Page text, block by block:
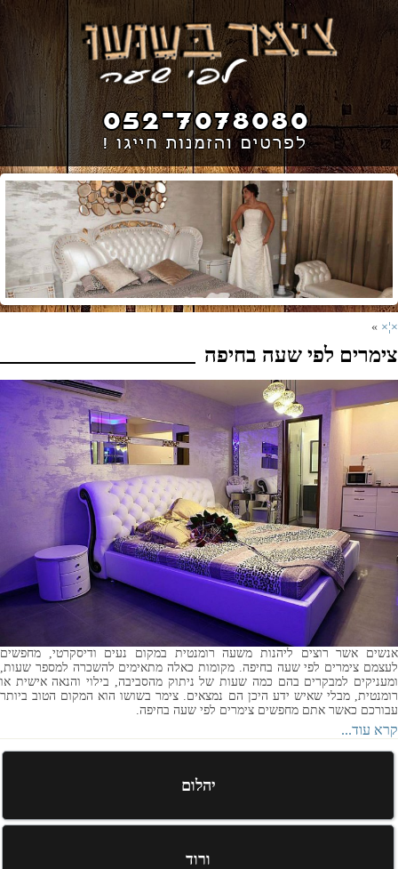
×¦×
»
צימרים לפי שעה בחיפה
אנשים אשר רוצים ליהנות משעה רומנטית במקום נעים ודיסקרטי, מחפשים
לעצמם צימרים לפי שעה בחיפה. מקומות כאלה מתאימים להשכרה למספר שעות,
ומעניקים למבקרים בהם כמה שעות של ניתוק מהסביבה, בילוי והנאה אישית או
רומנטית, מבלי שאיש ידע היכן הם נמצאים. צימר בשושו הוא המקום הטוב ביותר
עבורכם כאשר אתם מחפשים צימרים לפי שעה בחיפה.
קרא עוד...
יהלום
ורוד